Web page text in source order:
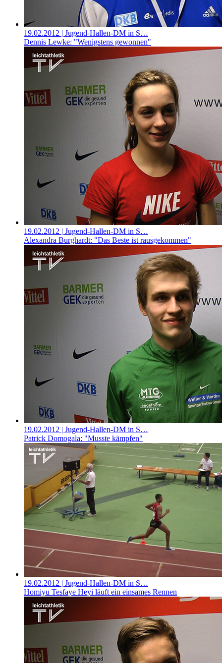
19.02.2012 | Jugend-Hallen-DM in S…
Dennis Lewke: "Wenigstens gewonnen"
19.02.2012 | Jugend-Hallen-DM in S…
Alexandra Burghardt: "Das Beste ist rausgekommen"
19.02.2012 | Jugend-Hallen-DM in S…
Patrick Domogala: "Musste kämpfen"
19.02.2012 | Jugend-Hallen-DM in S…
Homiyu Tesfaye Heyi läuft ein einsames Rennen